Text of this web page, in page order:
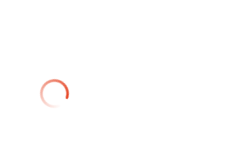
О нас